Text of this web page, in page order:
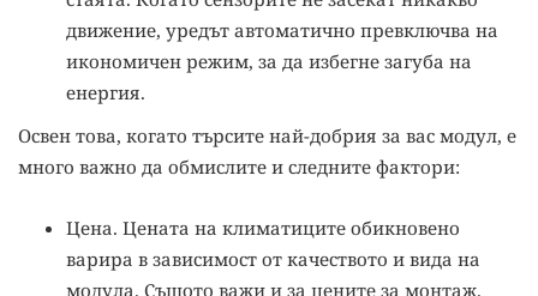
движение, уредът автоматично превключва на
икономичен режим, за да избегне загуба на
енергия.
Освен това, когато търсите най-добрия за вас модул, е
много важно да обмислите и следните фактори:
Цена. Цената на климатиците обикновено
варира в зависимост от качеството и вида на
модула. Същото важи и за цените за монтаж.